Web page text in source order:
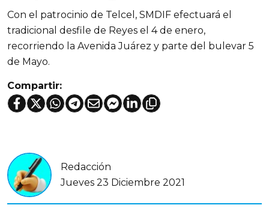
Con el patrocinio de Telcel, SMDIF efectuará el
tradicional desfile de Reyes el 4 de enero,
recorriendo la Avenida Juárez y parte del bulevar 5
de Mayo.
Compartir:
Redacción
Jueves 23 Diciembre 2021